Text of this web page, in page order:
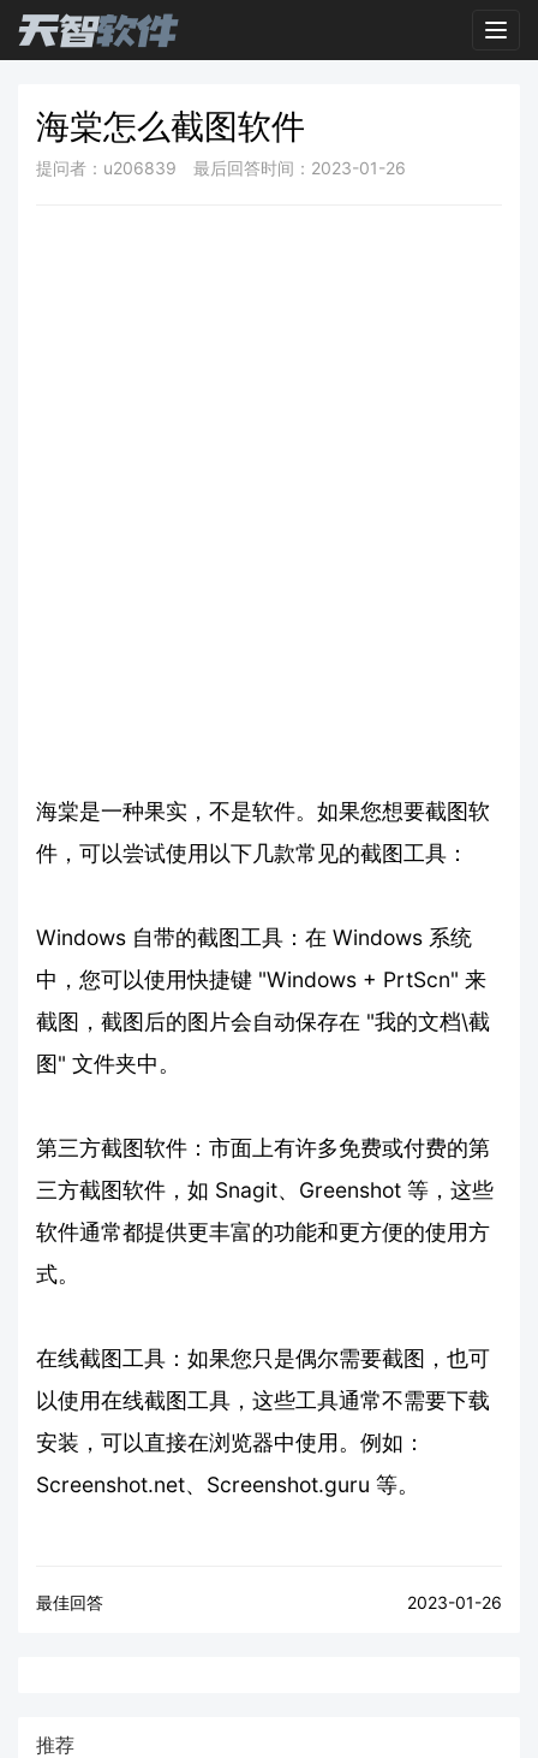
海棠怎么截图软件
提问者：u206839 最后回答时间：2023-01-26
海棠是一种果实，不是软件。如果您想要截图软
件，可以尝试使用以下几款常见的截图工具：
Windows 自带的截图工具：在 Windows 系统
中，您可以使用快捷键 "Windows + PrtScn" 来
截图，截图后的图片会自动保存在 "我的文档\截
图" 文件夹中。
第三方截图软件：市面上有许多免费或付费的第
三方截图软件，如 Snagit、Greenshot 等，这些
软件通常都提供更丰富的功能和更方便的使用方
式。
在线截图工具：如果您只是偶尔需要截图，也可
以使用在线截图工具，这些工具通常不需要下载
安装，可以直接在浏览器中使用。例如：
Screenshot.net、Screenshot.guru 等。
最佳回答 2023-01-26
推荐